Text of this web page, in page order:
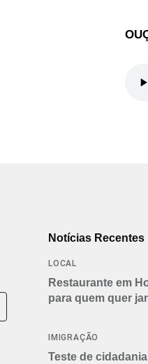
Notícias Recentes
LOCAL
Restaurante em
para quem quer
IMIGRAÇÃO
Teste de